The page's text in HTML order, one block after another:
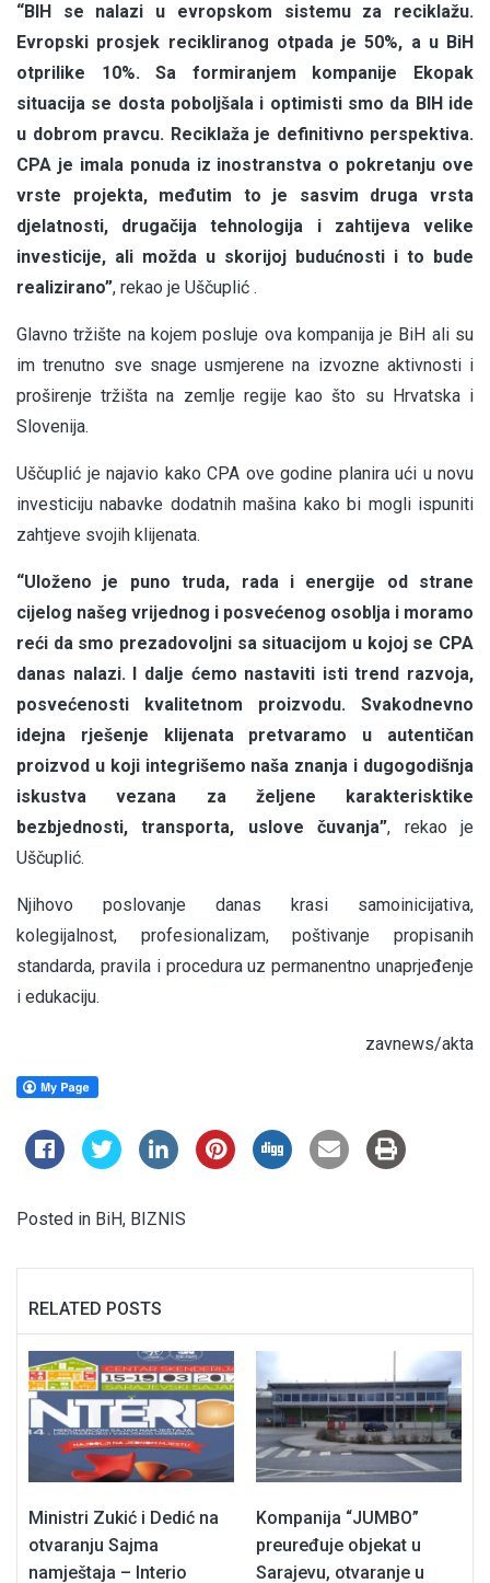
“BIH se nalazi u evropskom sistemu za reciklažu.
Evropski prosjek recikliranog otpada je 50%, a u BiH
otprilike 10%. Sa formiranjem kompanije Ekopak
situacija se dosta poboljšala i optimisti smo da BIH ide
u dobrom pravcu. Reciklaža je definitivno perspektiva.
CPA je imala ponuda iz inostranstva o pokretanju ove
vrste projekta, međutim to je sasvim druga vrsta
djelatnosti, drugačija tehnologija i zahtijeva velike
investicije, ali možda u skorijoj budućnosti i to bude
realizirano”, rekao je Uščuplić .
Glavno tržište na kojem posluje ova kompanija je BiH ali su
im trenutno sve snage usmjerene na izvozne aktivnosti i
proširenje tržišta na zemlje regije kao što su Hrvatska i
Slovenija.
Uščuplić je najavio kako CPA ove godine planira ući u novu
investiciju nabavke dodatnih mašina kako bi mogli ispuniti
zahtjeve svojih klijenata.
“Uloženo je puno truda, rada i energije od strane
cijelog našeg vrijednog i posvećenog osoblja i moramo
reći da smo prezadovoljni sa situacijom u kojoj se CPA
danas nalazi. I dalje ćemo nastaviti isti trend razvoja,
posvećenosti kvalitetnom proizvodu. Svakodnevno
idejna rješenje klijenata pretvaramo u autentičan
proizvod u koji integrišemo naša znanja i dugogodišnja
iskustva vezana za željene karakterisktike
bezbjednosti, transporta, uslove čuvanja”, rekao je
Uščuplić.
Njihovo poslovanje danas krasi samoinicijativa,
kolegijalnost, profesionalizam, poštivanje propisanih
standarda, pravila i procedura uz permanentno unaprjeđenje
i edukaciju.
zavnews/akta
Posted in BiH, BIZNIS
RELATED POSTS
Ministri Zukić i Dedić na
otvaranju Sajma
namještaja – Interio
Kompanija “JUMBO”
preuređuje objekat u
Sarajevu, otvaranje u